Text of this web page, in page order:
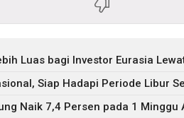
Luas bagi Investor Eurasia
Siap Hadapi Periode Libur
Naik 7,4 Persen pada 1 Minggu